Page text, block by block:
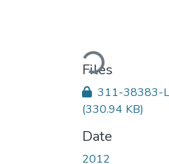
Loading...
Files
311-38383-
(330.94 KB)
Date
2012